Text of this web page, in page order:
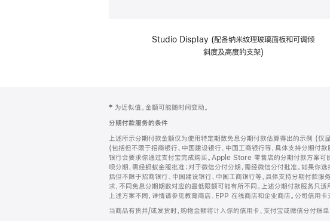
Studio Display (配备纳米纹理玻璃面板和可调倾
斜度及高度的支架)
页
脚
注
‡ 为近似值。金额可能随时间变动。
分期付款服务的条件
上述所示分期付款金额仅为使用特定期数免息分期付款估算得出的示例 (仅
(包括但不限于招商银行、中国建设银行、中国工商银行等，具体支持分期
银行会要求你通过支付宝完成购买。Apple Store 零售店的分期付款方案
呗分期，需经蚂蚁金服批准；对于微信分付分期，需经微信分付批准。如果
括但不限于招商银行、中国建设银行、中国工商银行等，具体支持分期付款
求，不同免息分期期数对应的最低限额可能有所不同。上述分期付款服务
上述方案不同，详情请参见教育商店、EPP 在线商店和企业商店。公司信
当商品有货并/或发货时，购物金额将计入你的信用卡、支付宝或微信分付账